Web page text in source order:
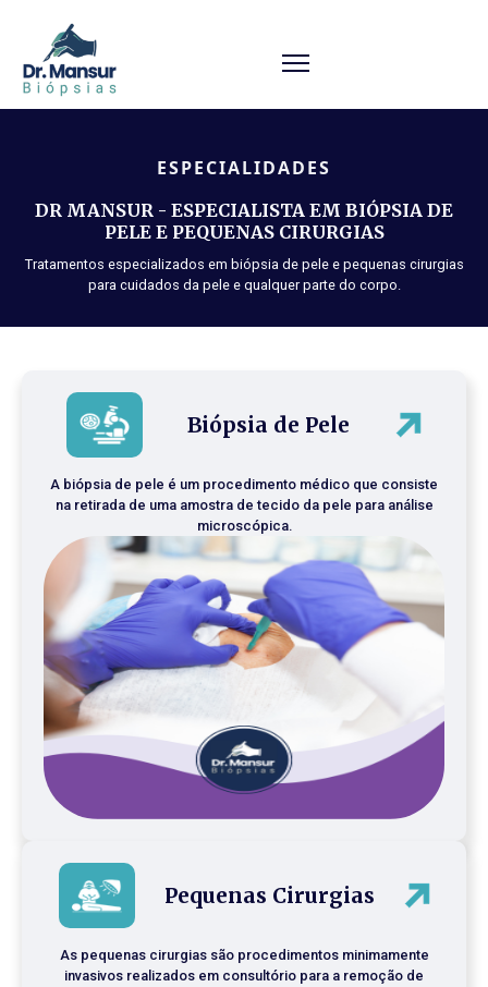
ESPECIALIDADES
DR MANSUR - ESPECIALISTA EM BIÓPSIA DE
PELE E PEQUENAS CIRURGIAS
Tratamentos especializados em biópsia de pele e pequenas cirurgias
para cuidados da pele e qualquer parte do corpo.
Biópsia de Pele
A biópsia de pele é um procedimento médico que consiste
na retirada de uma amostra de tecido da pele para análise
microscópica.
Pequenas Cirurgias
As pequenas cirurgias são procedimentos minimamente
invasivos realizados em consultório para a remoção de